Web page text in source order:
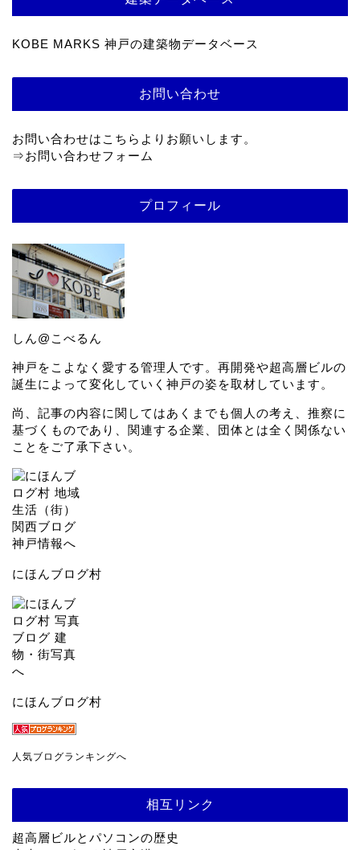
KOBE MARKS 神戸の建築物データベース
お問い合わせ
お問い合わせはこちらよりお願いします。
⇒お問い合わせフォーム
プロフィール
しん@こべるん
神戸をこよなく愛する管理人です。再開発や超高層ビルの
誕生によって変化していく神戸の姿を取材しています。
尚、記事の内容に関してはあくまでも個人の考え、推察に
基づくものであり、関連する企業、団体とは全く関係ない
ことをご了承下さい。
にほんブログ村
にほんブログ村
人気ブログランキングへ
相互リンク
超高層ビルとパソコンの歴史